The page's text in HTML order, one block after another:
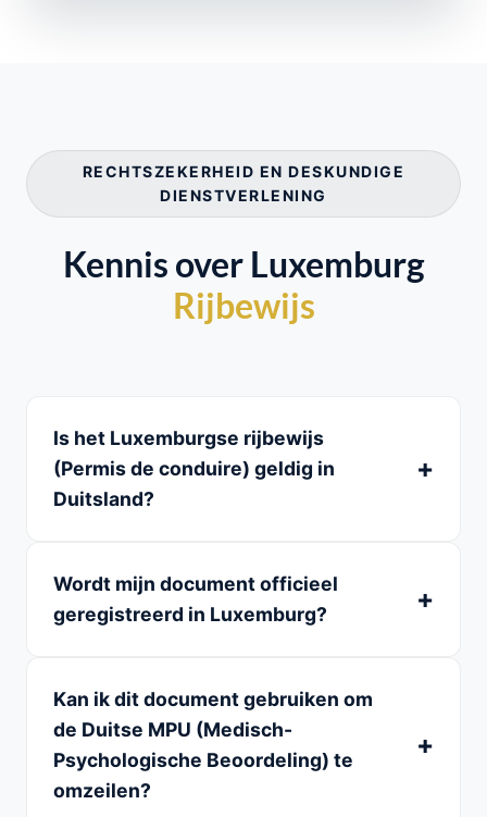
RECHTSZEKERHEID EN DESKUNDIGE
DIENSTVERLENING
Kennis over Luxemburg
Rijbewijs
Is het Luxemburgse rijbewijs
(Permis de conduire) geldig in
Duitsland?
Wordt mijn document officieel
geregistreerd in Luxemburg?
Kan ik dit document gebruiken om
de Duitse MPU (Medisch-
Psychologische Beoordeling) te
omzeilen?